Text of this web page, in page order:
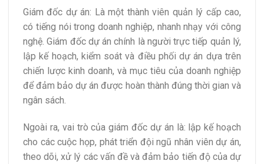
Giám đốc dự án: Là một thành viên quản lý cấp cao,
có tiếng nói trong doanh nghiệp, nhanh nhạy với công
nghệ. Giám đốc dự án chính là người trực tiếp quản lý,
lập kế hoạch, kiểm soát và điều phối dự án dựa trên
chiến lược kinh doanh, và mục tiêu của doanh nghiệp
để đảm bảo dự án được hoàn thành đúng thời gian và
ngân sách.
Ngoài ra, vai trò của giám đốc dự án là: lập kế hoạch
cho các cuộc họp, phát triển đội ngũ nhân viên dự án,
theo dõi, xử lý các vấn đề và đảm bảo tiến độ của dự